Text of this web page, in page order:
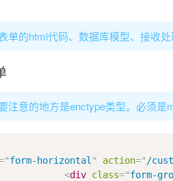
单的html代码、数据库模型、接收
注意的地方是enctype类型。必须是
"form-horizontal " action=" /
<div class="form-